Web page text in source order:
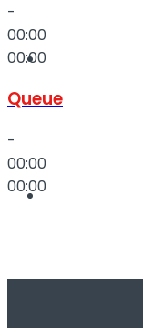
Spor
Podcast
-
00:00
00:00
Queue
-
00:00
00:00